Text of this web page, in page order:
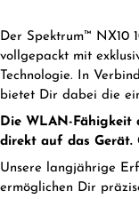
Der Spektrum™ NX10
vollgepackt mit
Technologie. In
bietet Dir dabei die
Die WLAN-Fähigkeit
direkt auf das Gerät.
Unsere langjährige
ermöglichen Dir